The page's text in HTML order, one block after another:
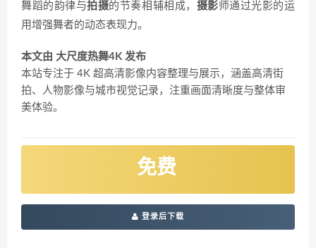
舞蹈的韵律与拍摄的节奏相辅相成， 摄影师通过光影的运
用增强舞者的动态表现力。
本文由 大尺度热舞4K 发布
本站专注于 4K 超高清影像内容整理与展示，涵盖高清街
拍、人物影像与城市视觉记录，注重画面清晰度与整体审
美体验。
免费
登录后下载